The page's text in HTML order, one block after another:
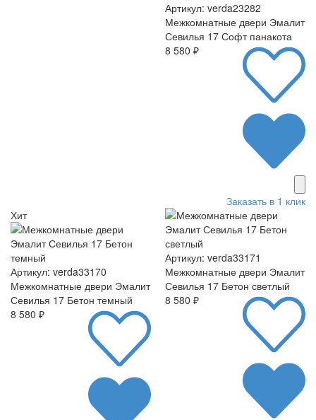
Артикул: verda23282
Межкомнатные двери Эмалит
Севилья 17 Софт панакота
8 580 ₽
Заказать в 1 клик
Хит
Артикул: verda33170
Межкомнатные двери Эмалит
Севилья 17 Бетон темный
8 580 ₽
Артикул: verda33171
Межкомнатные двери Эмалит
Севилья 17 Бетон светлый
8 580 ₽